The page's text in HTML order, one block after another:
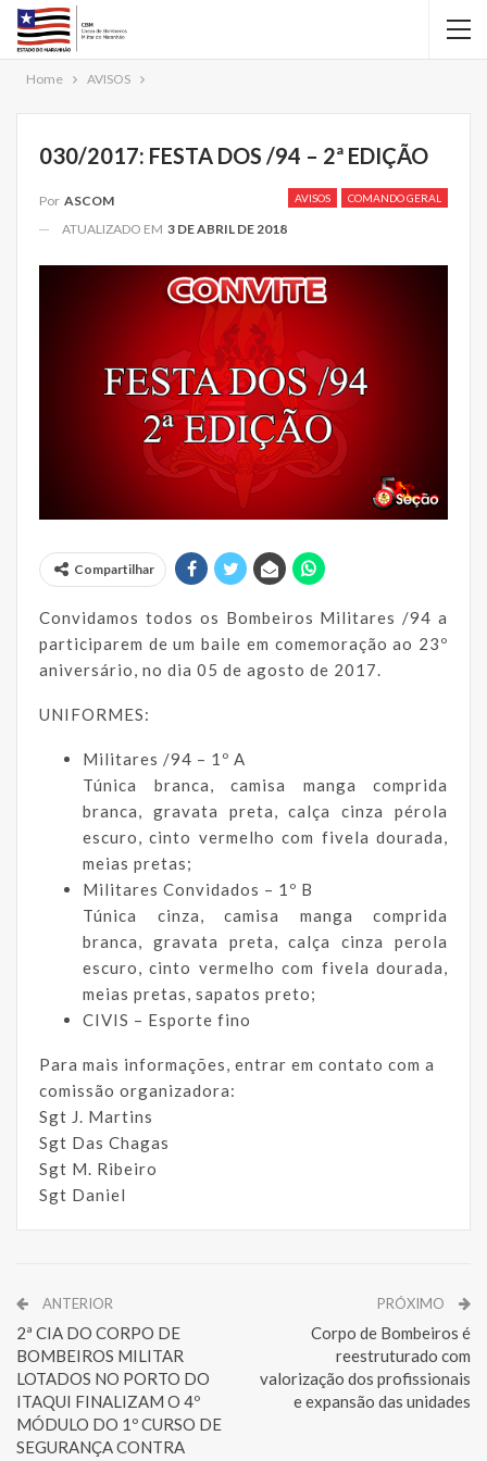
Home AVISOS
030/2017: FESTA DOS /94 – 2ª EDIÇÃO
AVISOS COMANDO GERAL
Por ASCOM
ATUALIZADO EM 3 DE ABRIL DE 2018
Compartilhar
Convidamos todos os Bombeiros Militares /94 a
participarem de um baile em comemoração ao 23º
aniversário, no dia 05 de agosto de 2017.
UNIFORMES:
Militares /94 – 1º A
Túnica branca, camisa manga comprida
branca, gravata preta, calça cinza pérola
escuro, cinto vermelho com fivela dourada,
meias pretas;
Militares Convidados – 1º B
Túnica cinza, camisa manga comprida
branca, gravata preta, calça cinza perola
escuro, cinto vermelho com fivela dourada,
meias pretas, sapatos preto;
CIVIS – Esporte fino
Para mais informações, entrar em contato com a
comissão organizadora:
Sgt J. Martins
Sgt Das Chagas
Sgt M. Ribeiro
Sgt Daniel
ANTERIOR
2ª CIA DO CORPO DE
BOMBEIROS MILITAR
LOTADOS NO PORTO DO
ITAQUI FINALIZAM O 4º
MÓDULO DO 1º CURSO DE
SEGURANÇA CONTRA
PRÓXIMO
Corpo de Bombeiros é
reestruturado com
valorização dos profissionais
e expansão das unidades